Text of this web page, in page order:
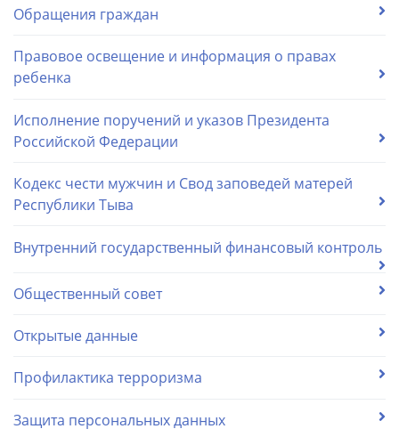
Обращения граждан
Правовое освещение и информация о правах
ребенка
Исполнение поручений и указов Президента
Российской Федерации
Кодекс чести мужчин и Cвод заповедей матерей
Республики Тыва
Внутренний государственный финансовый контроль
Общественный совет
Открытые данные
Профилактика терроризма
Защита персональных данных